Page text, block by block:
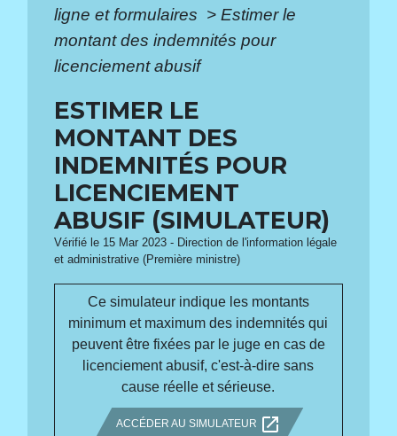
ligne et formulaires > Estimer le
montant des indemnités pour
licenciement abusif
ESTIMER LE
MONTANT DES
INDEMNITÉS POUR
LICENCIEMENT
ABUSIF (SIMULATEUR)
Vérifié le 15 Mar 2023 - Direction de l'information légale
et administrative (Première ministre)
Ce simulateur indique les montants
minimum et maximum des indemnités qui
peuvent être fixées par le juge en cas de
licenciement abusif, c'est-à-dire sans
cause réelle et sérieuse.
ACCÉDER AU SIMULATEUR open_in_new